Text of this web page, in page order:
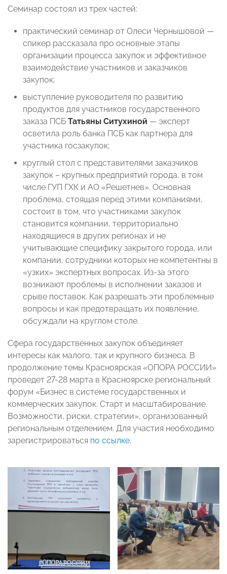
Семинар состоял из трех частей:
практический семинар от Олеси Чернышовой —
спикер рассказала про основные этапы
организации процесса закупок и эффективное
взаимодействие участников и заказчиков
закупок;
выступление руководителя по развитию
продуктов для участников государственного
заказа ПСБ Татьяны Ситухиной — эксперт
осветила роль банка ПСБ как партнера для
участника госзакупок;
круглый стол с представителями заказчиков
закупок – крупных предприятий города, в том
числе ГУП ГХК и АО «Решетнев». Основная
проблема, стоящая перед этими компаниями,
состоит в том, что участниками закупок
становится компании, территориально
находящиеся в других регионах и не
учитывающие специфику закрытого города, или
компании, сотрудники которых не компетентны в
«узких» экспертных вопросах. Из-за этого
возникают проблемы в исполнении заказов и
срыве поставок. Как разрешать эти проблемные
вопросы и как предотвращать их появление,
обсуждали на круглом столе.
Сфера государственных закупок объединяет
интересы как малого, так и крупного бизнеса. В
продолжение темы Красноярская «ОПОРА РОССИИ»
проведет 27-28 марта в Красноярске региональный
форум «Бизнес в системе государственных и
коммерческих закупок. Старт и масштабирование.
Возможности, риски, стратегии», организованный
региональным отделением. Для участия необходимо
зарегистрироваться по ссылке.